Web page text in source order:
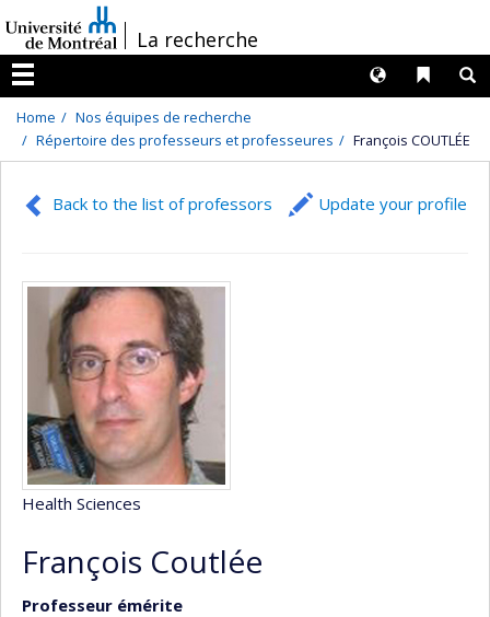
au
contenu
/La recherche
Menu
Liens
Langues
Home
Nos équipes de recherche
Répertoire des professeurs et professeures
François COUTLÉE
Back to the list of professors Update your profile
Health Sciences
François Coutlée
Professeur émérite